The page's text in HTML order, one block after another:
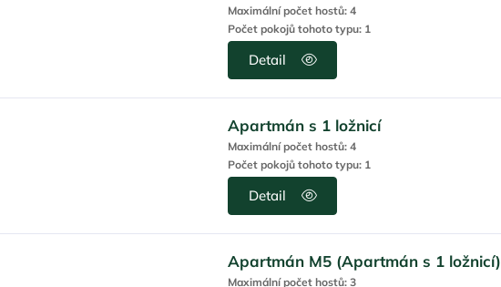
Maximální počet hostů: 4
Počet pokojů tohoto typu: 1
Detail
Apartmán s 1 ložnicí
Maximální počet hostů: 4
Počet pokojů tohoto typu: 1
Detail
Apartmán M5 (Apartmán s 1 ložnicí)
Maximální počet hostů: 3